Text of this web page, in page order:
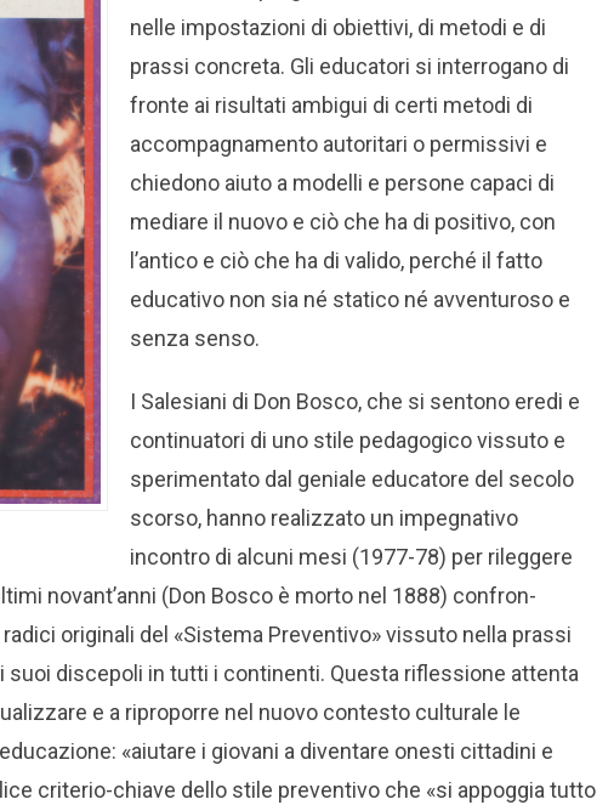
nelle impostazioni di obiettivi, di metodi e di
prassi concreta. Gli educatori si interrogano di
fronte ai risultati ambigui di certi metodi di
accompagnamento autoritari o permissivi e
chiedono aiuto a modelli e persone capaci di
mediare il nuovo e ciò che ha di positivo, con
l’antico e ciò che ha di valido, perché il fatto
educativo non sia né statico né avventuroso e
senza senso.
I Salesiani di Don Bosco, che si sentono eredi e
con­tinuatori di uno stile pedagogico vissuto e
sperimentato dal geniale educatore del secolo
scorso, hanno realiz­zato un impegnativo
incontro di alcuni mesi (1977-78) per rileggere
novant’anni (Don Bosco è morto nel 1888) confron­
originali del «Sistema Preventivo» vissuto nella prassi
suoi discepoli in tutti i continenti. Questa riflessione attenta
e a riproporre nel nuovo contesto cul­turale le
«aiutare i giovani a diventare onesti cittadini e
criterio-chiave dello stile preventivo che «si appoggia tutto